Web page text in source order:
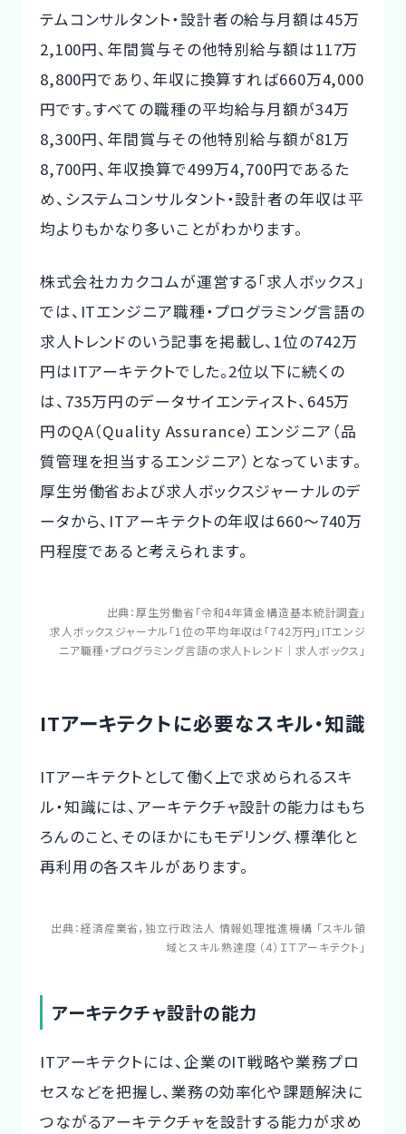
テムコンサルタント・設計者の給与月額は45万
2,100円、年間賞与その他特別給与額は117万
8,800円であり、年収に換算すれば660万4,000
円です。すべての職種の平均給与月額が34万
8,300円、年間賞与その他特別給与額が81万
8,700円、年収換算で499万4,700円であるた
め、システムコンサルタント・設計者の年収は平
均よりもかなり多いことがわかります。
株式会社カカクコムが運営する「求人ボックス」
では、ITエンジニア職種・プログラミング言語の
求人トレンドのいう記事を掲載し、1位の742万
円はITアーキテクトでした。2位以下に続くの
は、735万円のデータサイエンティスト、645万
円のQA（Quality Assurance）エンジニア（品
質管理を担当するエンジニア）となっています。
厚生労働省および求人ボックスジャーナルのデ
ータから、ITアーキテクトの年収は660～740万
円程度であると考えられます。
出典： 厚生労働省「令和4年賃金構造基本統計調査」
求人ボックスジャーナル「1位の平均年収は「742万円」ITエンジ
ニア職種・プログラミング言語の求人トレンド｜求人ボックス」
ITアーキテクトに必要なスキル・知識
ITアーキテクトとして働く上で求められるスキ
ル・知識には、アーキテクチャ設計の能力はもち
ろんのこと、そのほかにもモデリング、標準化と
再利用の各スキルがあります。
出典：経済産業省，独立行政法人 情報処理推進機構 「スキル領
域とスキル熟達度 （4）ＩＴアーキテクト」
アーキテクチャ設計の能力
ITアーキテクトには、企業のIT戦略や業務プロ
セスなどを把握し、業務の効率化や課題解決に
つながるアーキテクチャを設計する能力が求め